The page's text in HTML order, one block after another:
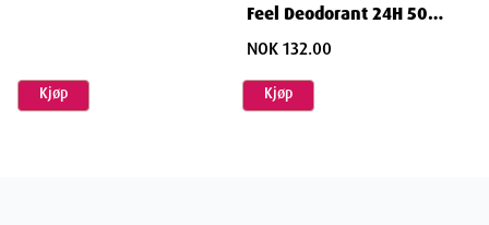
Kjøp
Feel Deodorant 24H 50
ml
NOK 132.00
Kjøp